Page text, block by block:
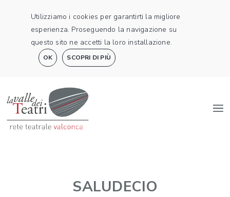
Utilizziamo i cookies per garantirti la migliore
esperienza. Proseguendo la navigazione su
questo sito ne accetti la loro installazione.
OK SCOPRI DI PIÙ
SALUDECIO